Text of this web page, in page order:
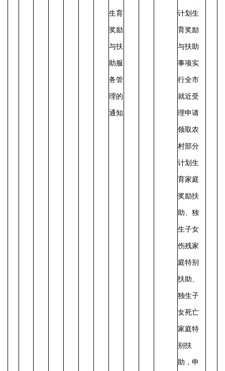
生育
奖励
与扶
助服
务管
理的
通知
计划生
育奖励
与扶助
事项实
行全市
就近受
理申请
领取农
村部分
计划生
育家庭
奖励扶
助、独
生子女
伤残家
庭特别
扶助、
独生子
女死亡
家庭特
别扶
助，申